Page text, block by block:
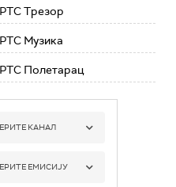
РТС Трезор
РТС Музика
РТС Полетарац
КАНАЛ
РТС 1 ЕМИСИЈУ